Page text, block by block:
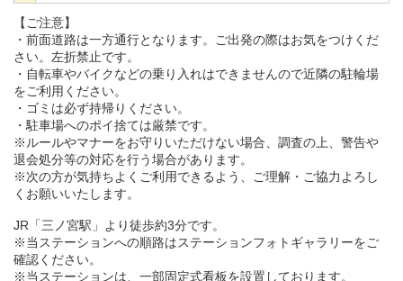
【ご注意】
・前面道路は一方通行となります。ご出発の際はお気をつけくだ
さい。左折禁止です。
・自転車やバイクなどの乗り入れはできませんので近隣の駐輪場
をご利用ください。
・ゴミは必ず持帰りください。
・駐車場へのポイ捨ては厳禁です。
※ルールやマナーをお守りいただけない場合、調査の上、警告や
退会処分等の対応を行う場合があります。
※次の方が気持ちよくご利用できるよう、ご理解・ご協力よろし
くお願いいたします。
JR「三ノ宮駅」より徒歩約3分です。
※当ステーションへの順路はステーションフォトギャラリーをご
確認ください。
※当ステーションは、一部固定式看板を設置しております。